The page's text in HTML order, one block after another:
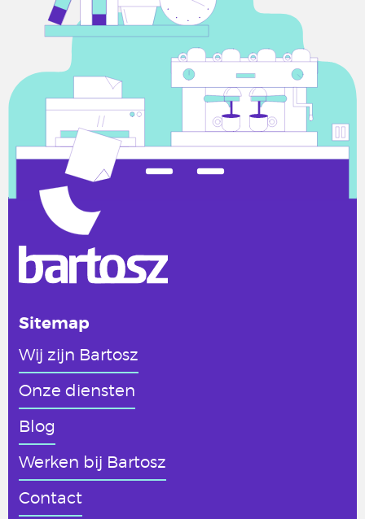
Sitemap
Wij zijn Bartosz
Onze diensten
Blog
Werken bij Bartosz
Contact